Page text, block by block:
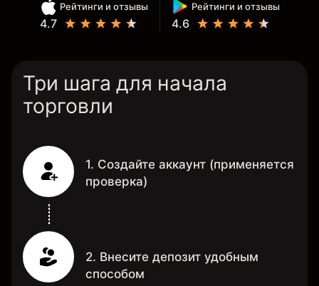
Рейтинги и отзывы
4.7
Рейтинги и отзывы
4.6
Три шага для начала
торговли
1. Создайте аккаунт (применяется
проверка)
2. Внесите депозит удобным
способом